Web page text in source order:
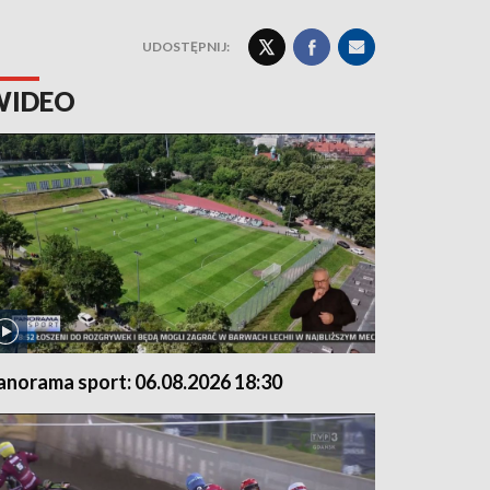
UDOSTĘPNIJ:
sport: 06.08.2026 18:30